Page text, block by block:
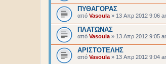
ΠΥΘΑΓΟΡΑΣ
από Vasoula » 13 Απρ 2012 9:06
ΠΛΑΤΩΝΑΣ
από Vasoula » 13 Απρ 2012 9:05
ΑΡΙΣΤΟΤΕΛΗΣ
από Vasoula » 13 Απρ 2012 9:04